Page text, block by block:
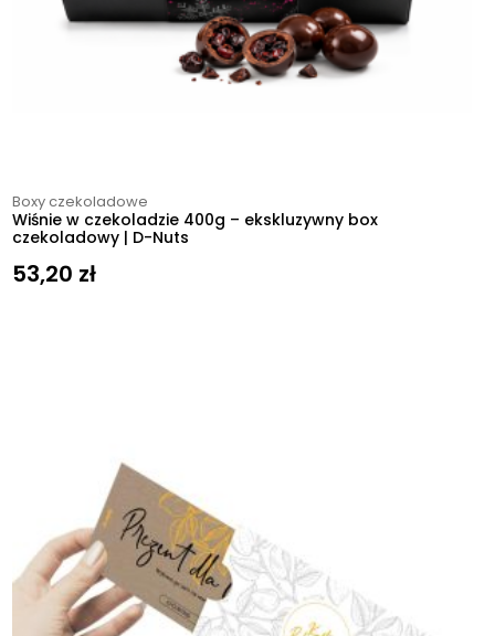
Boxy czekoladowe
Wiśnie w czekoladzie 400g – ekskluzywny box
czekoladowy | D-Nuts
53,20 zł